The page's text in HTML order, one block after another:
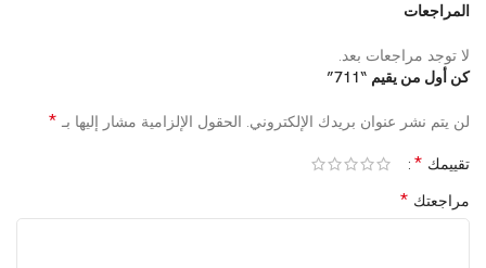
المراجعات
لا توجد مراجعات بعد.
كن أول من يقيم “711”
لن يتم نشر عنوان بريدك الإلكتروني. الحقول الإلزامية مشار إليها بـ *
تقييمك *
مراجعتك *